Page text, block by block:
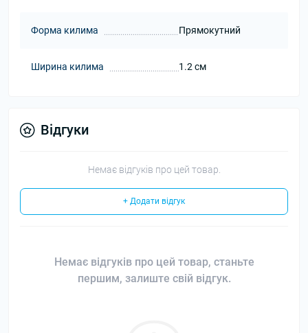
Форма килима Прямокутний
Ширина килима 1.2 см
Відгуки
Немає відгуків про цей товар.
+ Додати відгук
Немає відгуків про цей товар, станьте
першим, залиште свій відгук.